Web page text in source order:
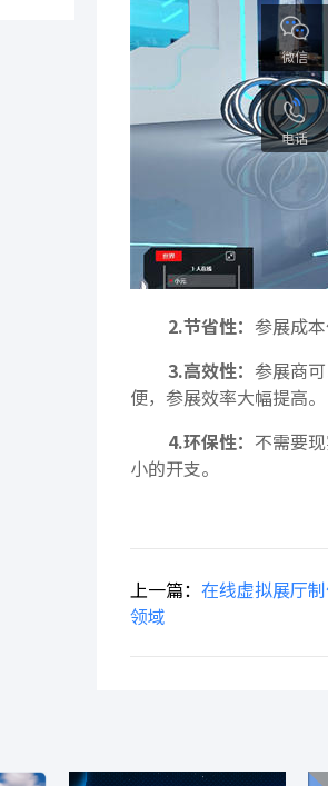
2.节省性： 参展成
3.高效性： 参展商
便，参展效率大幅提高。
4.环保性： 不需要
小的开支。
上一篇： 在线虚拟展厅
领域
微信
电话